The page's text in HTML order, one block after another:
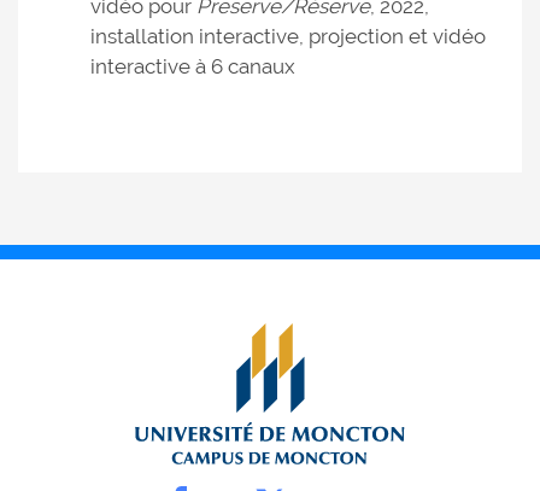
vidéo pour Preserve/Réserve, 2022,
installation interactive, projection et vidéo
interactive à 6 canaux